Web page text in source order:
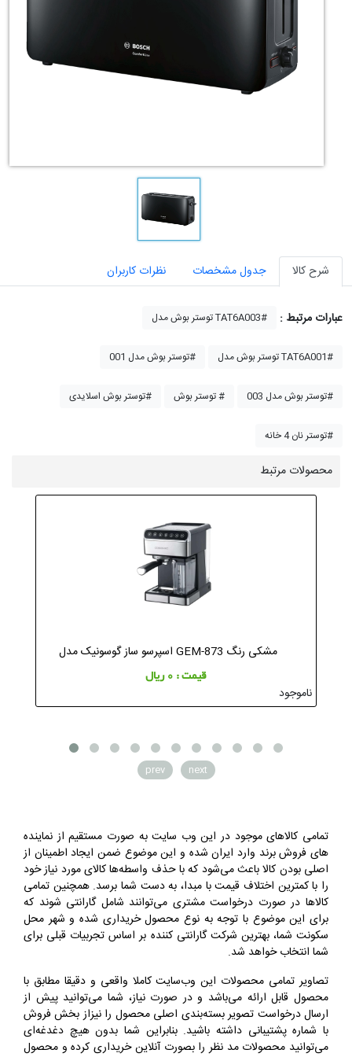
شرح کالا جدول مشخصات نظرات کاربران
عبارات مرتبط : توستر بوش مدل TAT6A003#
توستر بوش مدل TAT6A001# توستر بوش مدل 001#
توستر بوش مدل 003# توستر بوش # توستر بوش اسلایدی#
توستر نان 4 خانه#
محصولات مرتبط
اسپرسو ساز گوسونیک مدل GEM-873 مشکی رنگ
قیمت : 0 ریال
ناموجود
prev next
تمامی کالاهای موجود در این وب سایت به صورت مستقیم از نماینده
های فروش برند وارد ایران شده و این موضوع ضمن ایجاد اطمینان از
اصلی بودن کالا باعث می‌شود که با حذف واسطه‌ها کالای مورد نیاز خود
را با کمترین اختلاف قیمت با مبدا، به دست شما برسد. همچنین تمامی
کالاها در صورت درخواست مشتری می‌توانند شامل گارانتی شوند که
برای این موضوع با توجه به نوع محصول خریداری شده و شهر محل
سکونت شما، بهترین شرکت گارانتی کننده بر اساس تجربیات قبلی برای
شما انتخاب خواهد شد.
تصاویر تمامی محصولات این وب‌سایت کاملا واقعی و دقیقا مطابق با
محصول قابل ارائه می‌باشد و در صورت نیاز، شما می‌توانید پیش از
ارسال درخواست تصویر بسته‌بندی اصلی محصول را نیزاز بخش فروش
با شماره پشتیبانی داشته باشید. بنابراین شما بدون هیچ دغدغه‌ای
می‌‌توانید محصولات مد نظر را بصورت آنلاین خریداری کرده و محصول